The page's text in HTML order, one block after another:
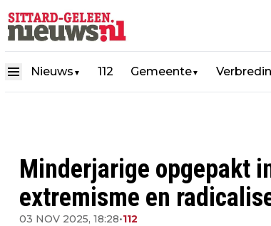
Nieuws ▼ 112 Gemeente▼
Minderjarige opgepakt
extremisme en
03 NOV 2025, 18:28•112